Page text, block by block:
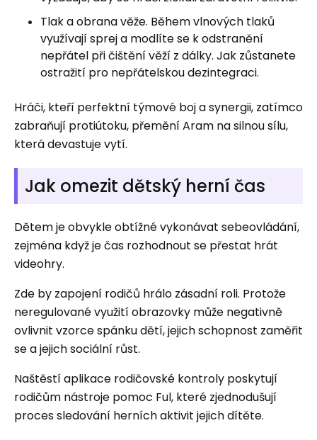
Tlak a obrana věže. Během vlnových tlaků
využívají sprej a modlíte se k odstranění
nepřátel při čištění věží z dálky. Jak zůstanete
ostražití pro nepřátelskou dezintegraci.
Hráči, kteří perfektní týmové boj a synergii, zatímco
zabraňují protiútoku, přemění Aram na silnou sílu,
která devastuje vytí.
Jak omezit dětský herní čas
Dětem je obvykle obtížné vykonávat sebeovládání,
zejména když je čas rozhodnout se přestat hrát
videohry.
Zde by zapojení rodičů hrálo zásadní roli. Protože
neregulované využití obrazovky může negativně
ovlivnit vzorce spánku dětí, jejich schopnost zaměřit
se a jejich sociální růst.
Naštěstí aplikace rodičovské kontroly poskytují
rodičům nástroje pomoc Ful, které zjednodušují
proces sledování herních aktivit jejich dítěte.